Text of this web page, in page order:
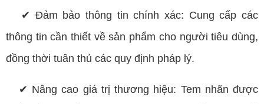
✔ Đảm bảo thông tin chính xác: Cung cấp các
thông tin cần thiết về sản phẩm cho người tiêu dùng,
đồng thời tuân thủ các quy định pháp lý.
✔ Nâng cao giá trị thương hiệu: Tem nhãn được